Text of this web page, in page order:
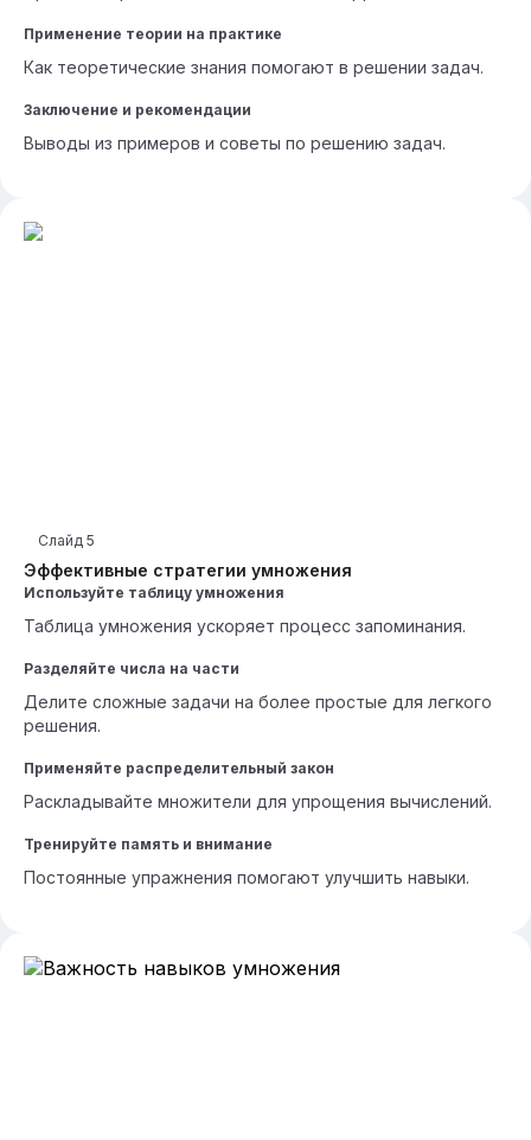
Применение теории на практике
Как теоретические знания помогают в решении задач.
Заключение и рекомендации
Выводы из примеров и советы по решению задач.
Эффективные стратегии умножения
Слайд 5
Используйте таблицу умножения
Таблица умножения ускоряет процесс запоминания.
Разделяйте числа на части
Делите сложные задачи на более простые для легкого
решения.
Применяйте распределительный закон
Раскладывайте множители для упрощения вычислений.
Тренируйте память и внимание
Постоянные упражнения помогают улучшить навыки.